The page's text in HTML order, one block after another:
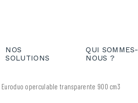
NOS
SOLUTIONS
QUI SOMMES-
NOUS ?
operculable transparente 900 cm3